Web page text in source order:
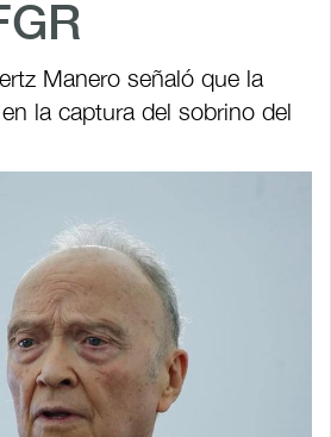
Manero señaló que la
la captura del sobrino del